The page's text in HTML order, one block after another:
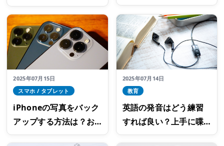
画・アプリ別の空き容
量対策
がおすすめ！各サービ
スのメリット・デメリ
ット
2025年07月15日
スマホ / タブレット
iPhoneの写真をバック
アップする方法は？お
すすめは高速な外付けS
2025年07月14日
教育
英語の発音はどう練習
すれば良い？上手に喋
れない理由と克服法